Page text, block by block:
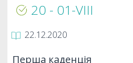
20 - 01-VIIІ
22.12.2020
Перша каденція